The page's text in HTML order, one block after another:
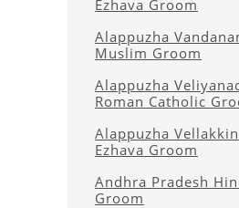
Ezhava Groom
Alappuzha
Muslim Groom
Alappuzha
Roman Catholic
Alappuzha
Ezhava Groom
Andhra Pradesh
Groom